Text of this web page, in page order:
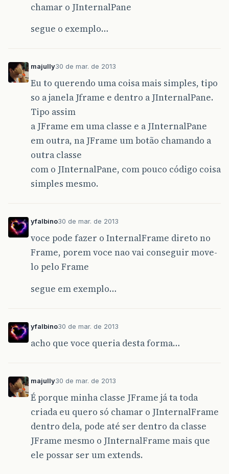
chamar o JInternalPane
segue o exemplo…
majully30 de mar. de 2013
Eu to querendo uma coisa mais simples, tipo
so a janela Jframe e dentro a JInternalPane.
Tipo assim
a JFrame em uma classe e a JInternalPane
em outra, na JFrame um botão chamando a
outra classe
com o JInternalPane, com pouco código coisa
simples mesmo.
yfalbino30 de mar. de 2013
voce pode fazer o InternalFrame direto no
Frame, porem voce nao vai conseguir move-
lo pelo Frame
segue em exemplo…
yfalbino30 de mar. de 2013
acho que voce queria desta forma…
majully30 de mar. de 2013
É porque minha classe JFrame já ta toda
criada eu quero só chamar o JInternalFrame
dentro dela, pode até ser dentro da classe
JFrame mesmo o JInternalFrame mais que
ele possar ser um extends.